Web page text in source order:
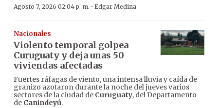
Agosto 7, 2026 02:04 p. m. · Edgar Medina
Nacionales
Violento temporal golpea
Curuguaty y deja unas 50
viviendas afectadas
Fuertes ráfagas de viento, una intensa lluvia y caída de
granizo azotaron durante la noche del jueves varios
sectores de la ciudad de Curuguaty, del Departamento
de Canindeyú.